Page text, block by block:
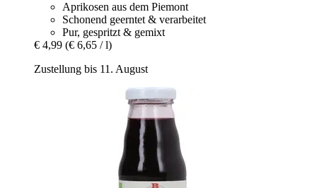
Aprikosen aus dem Piemont
Schonend geerntet & verarbeitet
Pur, gespritzt & gemixt
€ 4,99 (€ 6,65 / l)
Zustellung bis 11. August